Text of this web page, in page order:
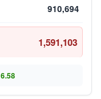
910,694
1,591,103